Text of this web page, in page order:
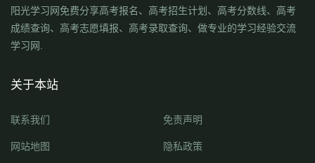
阳光学习网免费分享高考报名、高考招生计划、高考分数线、高考
成绩查询、高考志愿填报、高考录取查询、做专业的学习经验交流
学习网.
关于本站
联系我们 免责声明
网站地图 隐私政策